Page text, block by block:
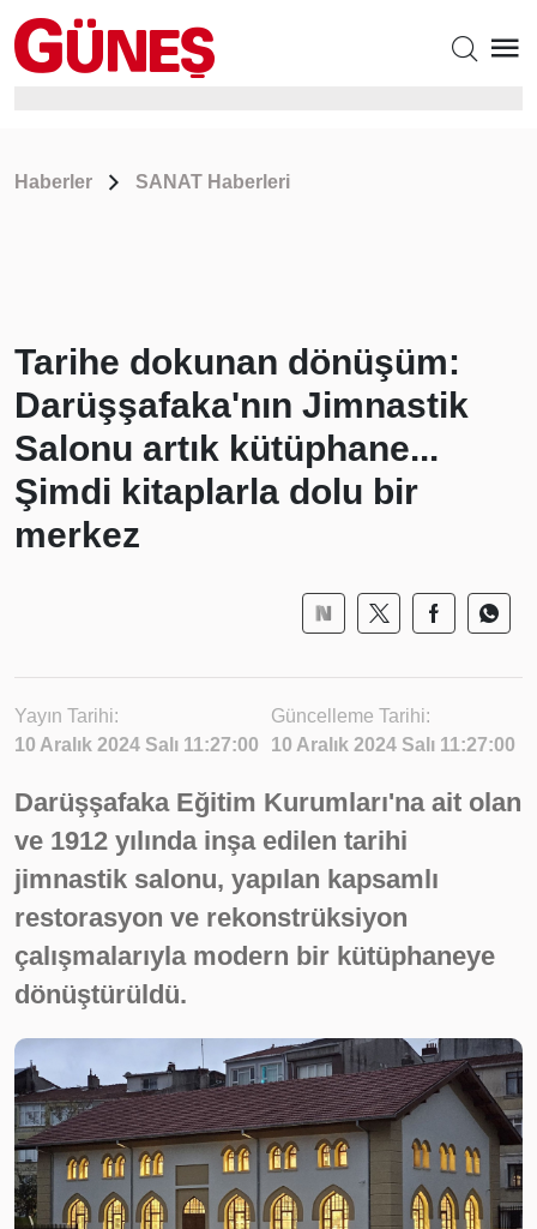
Haberler SANAT Haberleri
Tarihe dokunan dönüşüm:
Darüşşafaka'nın Jimnastik
Salonu artık kütüphane...
Şimdi kitaplarla dolu bir
merkez
Yayın Tarihi:
10 Aralık 2024 Salı 11:27:00
Güncelleme Tarihi:
10 Aralık 2024 Salı 11:27:00
Darüşşafaka Eğitim Kurumları'na ait olan
ve 1912 yılında inşa edilen tarihi
jimnastik salonu, yapılan kapsamlı
restorasyon ve rekonstrüksiyon
çalışmalarıyla modern bir kütüphaneye
dönüştürüldü.